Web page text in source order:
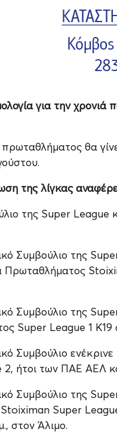
για την χρονιά
θα
της λίγκας
της Super
Συμβούλιο της
Πρωταθλήματος
Συμβούλιο της
Super League 1 K19
Συμβούλιο
ήτοι των ΠΑΕ ΑΕΛ
Συμβούλιο της
Super
στον Άλιμο.